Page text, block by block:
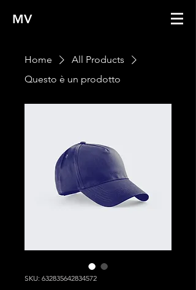
MV
Home
All Products
Questo è un prodotto
SKU: 632835642834572